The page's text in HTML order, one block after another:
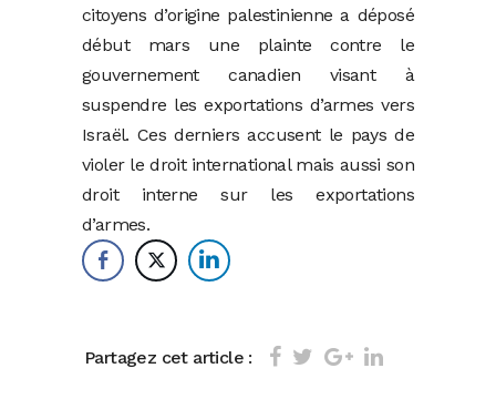
citoyens d’origine palestinienne a déposé
début mars une plainte contre le
gouvernement canadien visant à
suspendre les exportations d’armes vers
Israël. Ces derniers accusent le pays de
violer le droit international mais aussi son
droit interne sur les exportations
d’armes.
Partagez cet article :